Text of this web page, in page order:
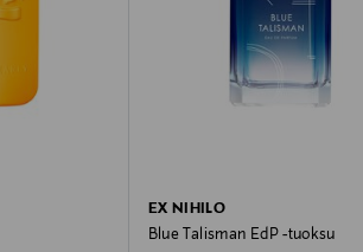
EX NIHILO
Blue Talisman EdP -tuoksu